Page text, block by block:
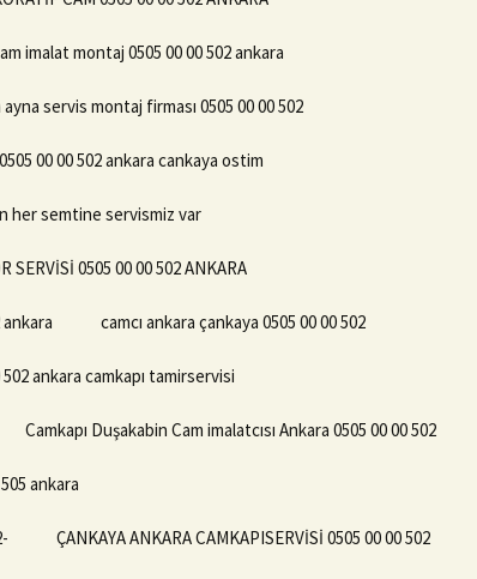
imalat montaj 0505 00 00 502 ankara
ayna servis montaj firması 0505 00 00 502
00 00 502 ankara cankaya ostim
her semtine servismiz var
SERVİSİ 0505 00 00 502 ANKARA
ankara camcı ankara çankaya 0505 00 00 502
ankara camkapı tamirservisi
Camkapı Duşakabin Cam imalatcısı Ankara 0505 00 00 502
ankara
ÇANKAYA ANKARA CAMKAPISERVİSİ 0505 00 00 502